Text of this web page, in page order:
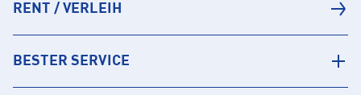
RENT / VERLEIH
BESTER SERVICE